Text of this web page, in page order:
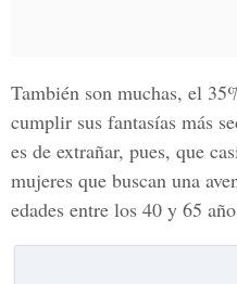
También son muchas, el
cumplir sus fantasías más
es de extrañar, pues, que
mujeres que buscan una
edades entre los 40 y 65